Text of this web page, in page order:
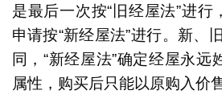
是最后一次按“旧经屋法”进
申请按“新经屋法”进行。新、
同，“新经屋法”确定经屋永远
属性，购买后只能以原购入价